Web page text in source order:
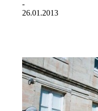
-
26.01.2013